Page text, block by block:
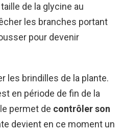
taille de la glycine au
les branches portant
pour devenir
les brindilles de la plante.
en période de fin de la
permet de contrôler son
devient en ce moment un